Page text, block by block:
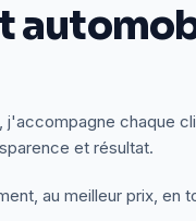
chaque
et résultat.
au meilleur prix, en